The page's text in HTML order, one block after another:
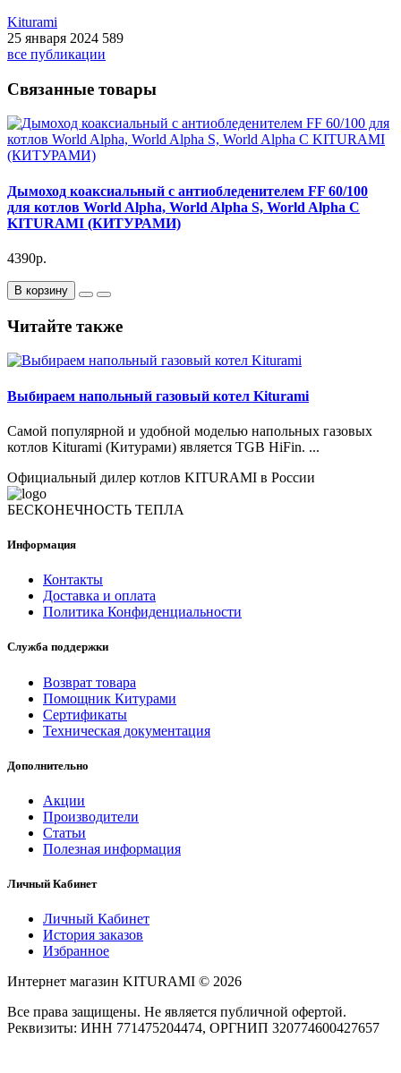
Kiturami
25 января 2024 589
все публикации
Связанные товары
Дымоход коаксиальный с антиобледенителем FF 60/100
для котлов World Alpha, World Alpha S, World Alpha C
KITURAMI (КИТУРАМИ)
4390р.
В корзину
Читайте также
Выбираем напольный газовый котел Kiturami
Самой популярной и удобной моделью напольных газовых
котлов Kiturami (Китурами) является TGB HiFin. ...
Официальный дилер котлов KITURAMI в России
БЕСКОНЕЧНОСТЬ ТЕПЛА
Информация
Контакты
Доставка и оплата
Политика Конфиденциальности
Служба поддержки
Возврат товара
Помощник Китурами
Сертификаты
Техническая документация
Дополнительно
Акции
Производители
Статьи
Полезная информация
Личный Кабинет
Личный Кабинет
История заказов
Избранное
Интернет магазин KITURAMI © 2026
Все права защищены. Не является публичной офертой.
Реквизиты: ИНН 771475204474, ОРГНИП 320774600427657